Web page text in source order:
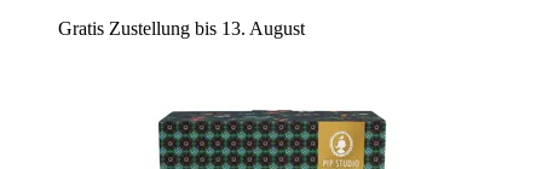
Gratis Zustellung bis 13. August